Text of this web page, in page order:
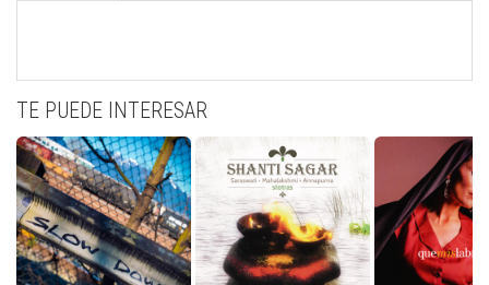
TE PUEDE INTERESAR